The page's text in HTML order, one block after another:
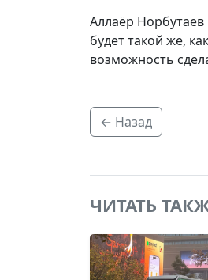
Аллаёр
будет такой же,
возможность
← Назад
ЧИТАТЬ